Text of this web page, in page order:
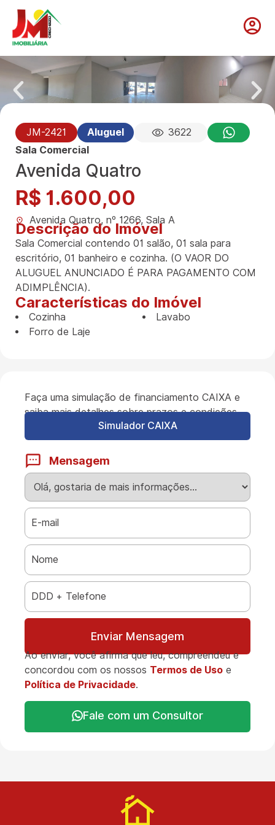
JM-2421 Aluguel
3622
Sala Comercial
Avenida Quatro
R$ 1.600,00
Avenida Quatro, nº 1266, Sala A
Descrição do Imóvel
Sala Comercial contendo 01 salão, 01 sala para
escritório, 01 banheiro e cozinha. (O VAOR DO
ALUGUEL ANUNCIADO É PARA PAGAMENTO COM
ADIMPLÊNCIA).
Características do Imóvel
Cozinha
Forro de Laje
Lavabo
Faça uma simulação de financiamento CAIXA e
saiba mais detalhes sobre prazos e condições.
Simulador CAIXA
Mensagem
Enviar Mensagem
Ao enviar, você afirma que leu, compreendeu e
concordou com os nossos Termos de Uso e
Política de Privacidade.
Fale com um Consultor